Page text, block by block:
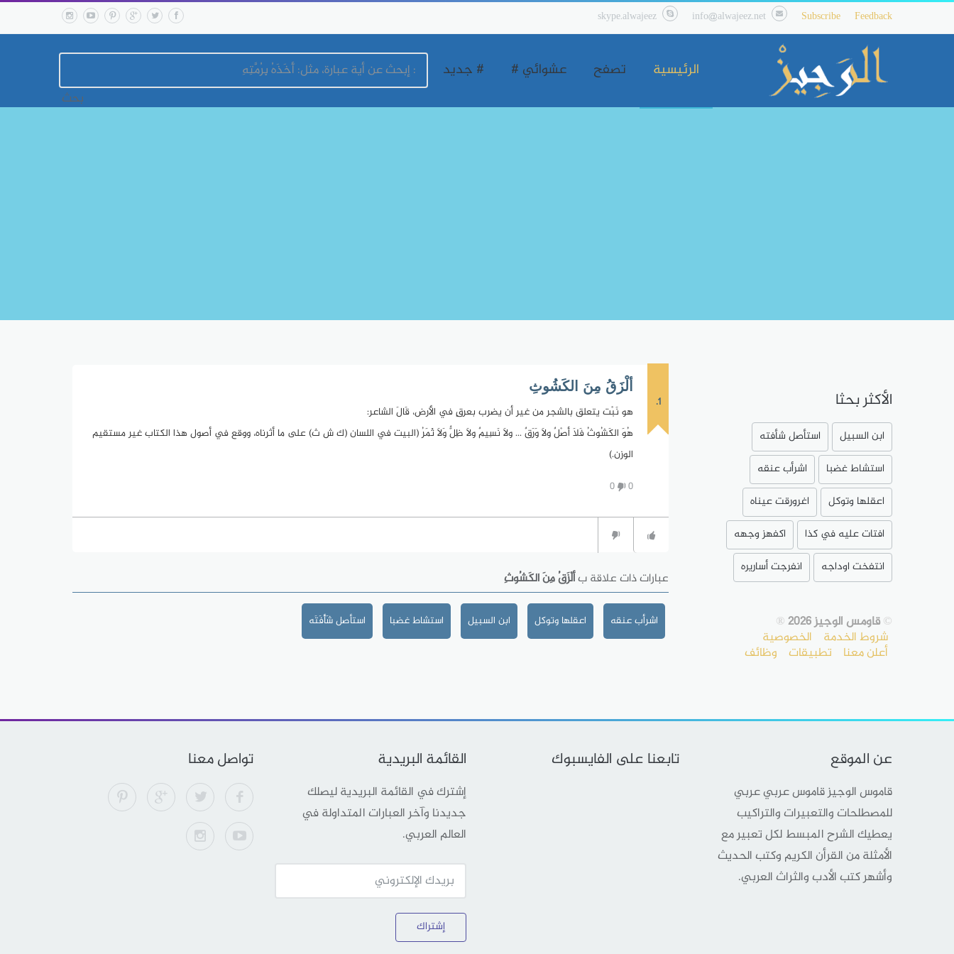
Feedback
Subscribe
info@alwajeez.net
skype.alwajeez
الرئيسية تصفح عشوائي # # جديد
1.
ألْزَقُ مِنَ الكَشُوثِ
هو نَبْت يتعلق بالشجر من غير أن يضرب بعرقٍ في الأَرض، قَالَ الشاعر:
هُوَ الكَشُوثُ فَلاَ أصْلٌ ولاَ وَرَقٌ ... ولاَ نَسِيمٌ ولاَ ظِلٌّ وَلاَ ثَمَرُ (البيت في اللسان (ك ش ث) على ما أثرناه، ووقع في أصول هذا الكتاب غير مستقيم
الوزن.)
0
0
عبارات ذات علاقة بألْزَقُ مِنَ الكَشُوثِ
اشرأب عنقه اعقلها وتوكل ابن السبيل استشاط غضبا استأصل شَأْفَتَه
الأكثر بحثا
ابن السبيل
استأصل شأفته
استشاط غضبا
اشرأب عنقه
اعقلها وتوكل
اغرورقت عيناه
افتات عليه في كذا
اكفهز وجهه
انتفخت اوداجه
انفرجت أساريره
©قاومس الوجيز 2026 ®
شروط الخدمة الخصوصية
أعلن معنا تطبيقات وظائف
عن الموقع
قاموس الوجيز قاموس عربي عربي
للمصطلحات والتعبيرات والتراكيب
يعطيك الشرح المبسط لكل تعبير مع
الأمثلة من القرأن الكريم وكتب الحديث
وأشهر كتب الأدب والثراث العربي.
تابعنا على الفايسبوك القائمة البريدية
إشترك في القائمة البريدية ليصلك
جديدنا وآخر العبارات المتداولة في
العالم العربي.
إشتراك
تواصل معنا